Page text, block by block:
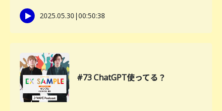
2025.05.30 |00:50:38
#73 ChatGPT使ってる？